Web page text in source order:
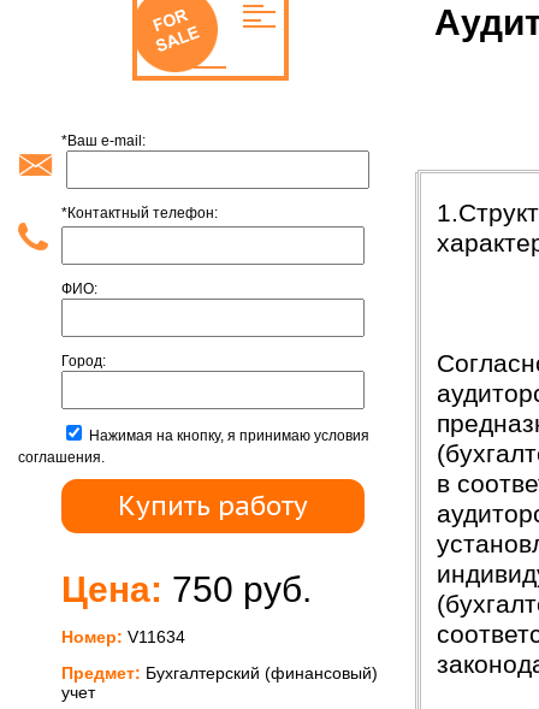
*Ваш e-mail:
*Контактный телефон:
ФИО:
Город:
Нажимая на кнопку, я принимаю условия
соглашения.
Цена: 750 руб.
Номер: V11634
Предмет: Бухгалтерский (финансовый)
учет
в